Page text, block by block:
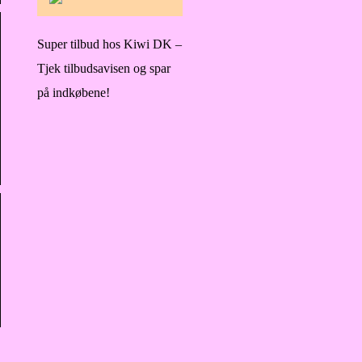
Super tilbud hos Kiwi DK –
Tjek tilbudsavisen og spar
på indkøbene!